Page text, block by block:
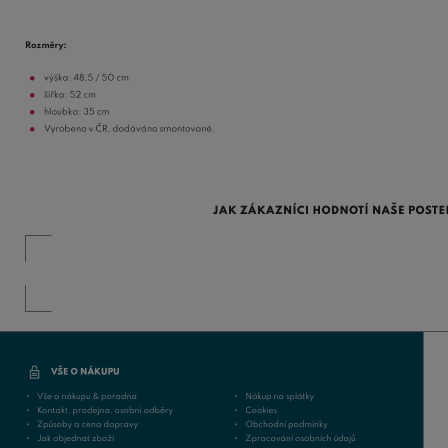
Rozměry:
výška: 48,5 / 50 cm
šířka: 52 cm
hloubka: 35 cm
Vyrobeno v ČR, dodáváno smontované.
JAK ZÁKAZNÍCI HODNOTÍ NAŠE
VŠE O NÁKUPU
Vše o nákupu & poradna
Kontakt, prodejna, osobní odběry
Způsoby a cena dopravy
Jak objednat zboží
Nákup na splátky
Cookies
Obchodní podmínky
Zpracování osobních údajů